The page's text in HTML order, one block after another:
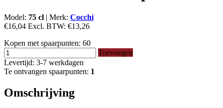
Model: 75 cl | Merk: Cocchi
€16,04 Excl. BTW: €13,26
Kopen met spaarpunten: 60
Toevoegen
Levertijd: 3-7 werkdagen
Te ontvangen spaarpunten: 1
Omschrijving